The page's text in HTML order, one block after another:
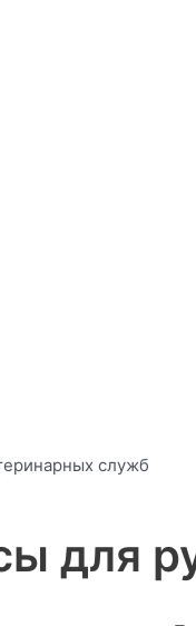
служб
для